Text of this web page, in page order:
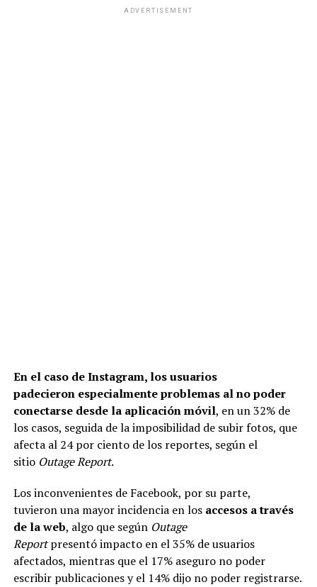
ADVERTISEMENT
En el caso de Instagram, los usuarios
padecieron especialmente problemas al no poder
conectarse desde la aplicación móvil, en un 32% de
los casos, seguida de la imposibilidad de subir fotos, que
afecta al 24 por ciento de los reportes, según el
sitio Outage Report.
Los inconvenientes de Facebook, por su parte,
tuvieron una mayor incidencia en losaccesos a través
de la web, algo que según Outage
Reportpresentó impacto en el 35% de usuarios
afectados, mientras que el 17% aseguro no poder
escribir publicaciones y el 14% dijo no poder registrarse.